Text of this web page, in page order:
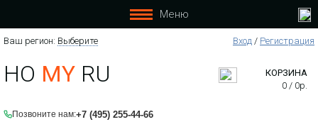
Меню
Ваш регион: Выберите Вход / Регистрация
HO MY RU
Позвоните нам:+7 (495) 255-44-66
КОРЗИНА
0 / 0р.